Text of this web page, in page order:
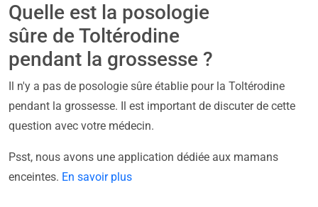
Quelle est la posologie
sûre de Toltérodine
pendant la grossesse ?
Il n'y a pas de posologie sûre établie pour la Toltérodine
pendant la grossesse. Il est important de discuter de cette
question avec votre médecin.
Psst, nous avons une application dédiée aux mamans
enceintes. En savoir plus